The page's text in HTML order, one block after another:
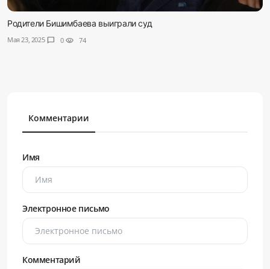
Родители Бишимбаева выиграли суд
Мая 23, 2025 chat_bubble 0 visibility 74
Комментарии
Имя
Электронное письмо
Комментарий